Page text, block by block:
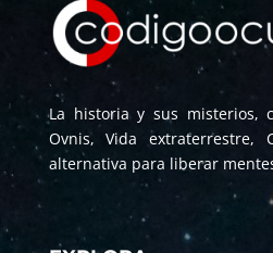
La historia y sus misterios,
Ovnis, Vida extraterrestre,
alternativa para liberar